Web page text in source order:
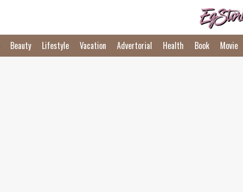
Beauty Lifestyle Vacation Advertorial Health Book Movie